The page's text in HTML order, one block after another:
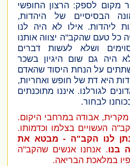
מקום לספק: הרצון החופשי
הבסיסיים של היהדות,
ליהדות. אילו לא היה לנו
טעם שהקב"ה יצווה אותנו
ושלא לעשות דברים
היה גם שום היגיון בשכר
על הנחת היסוד שהאדם
היא דת של חופש ואחריות,
לגורלנו. איננו מתוכנתים
לבחור.
אבודה במרחבי היקום.
העשויים בצלמו וכדמותו.
לנו הקב"ה - מבטא את
. אנחנו אנשים שהקב"ה
במלאכת הבריאה.